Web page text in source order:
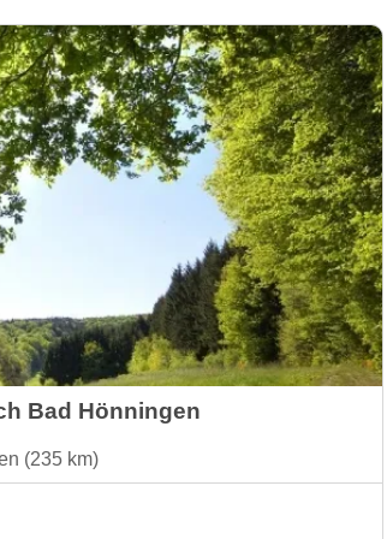
Bad Hönningen
(235 km)